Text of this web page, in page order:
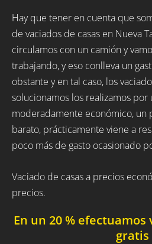
Hay que tener en cuenta que
de vaciados de casas en Nueva
circulamos con un camión y
trabajando, y eso conlleva un
obstante y en tal caso, los
solucionamos los realizamos por
moderadamente económico, un
barato, prácticamente viene a
poco más de gasto ocasionado
Vaciado de casas a precios
precios.
En un 20 % efectuamos
gratis